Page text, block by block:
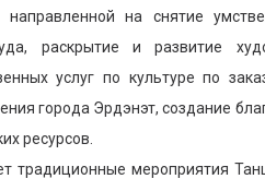
на снятие
раскрытие и развитие
услуг по культуре по
города Эрдэнэт, создание
ресурсов.
традиционные мероприятия